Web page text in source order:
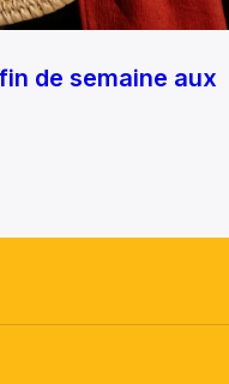
de semaine aux